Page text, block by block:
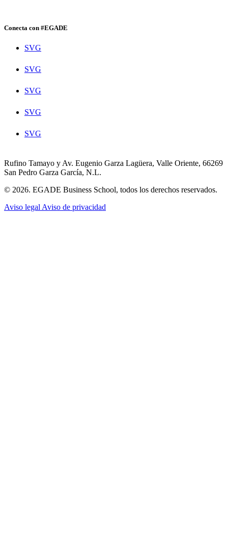
Conecta con #EGADE
SVG
SVG
SVG
SVG
SVG
Rufino Tamayo y Av. Eugenio Garza Lagüera, Valle Oriente, 66269
San Pedro Garza García, N.L.
© 2026. EGADE Business School, todos los derechos reservados.
Aviso legal Aviso de privacidad